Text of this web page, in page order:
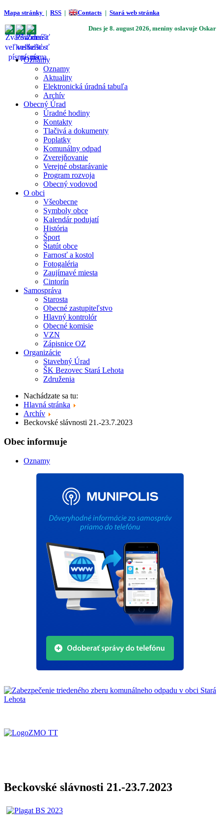
Mapa stránky | RSS | Contacts | Stará web stránka
Dnes je 8. august 2026, meniny oslavuje Oskar
Oznamy
Oznamy
Aktuality
Elektronická úradná tabuľa
Archív
Obecný Úrad
Úradné hodiny
Kontakty
Tlačivá a dokumenty
Poplatky
Komunálny odpad
Zverejňovanie
Verejné obstarávanie
Program rozvoja
Obecný vodovod
O obci
Všeobecne
Symboly obce
Kalendár podujatí
História
Šport
Štatút obce
Farnosť a kostol
Fotogaléria
Zaujímavé miesta
Cintorín
Samospráva
Starosta
Obecné zastupiteľstvo
Hlavný kontrolór
Obecné komisie
VZN
Zápisnice OZ
Organizácie
Stavebný Úrad
ŠK Bezovec Stará Lehota
Združenia
Nachádzate sa tu:
Hlavná stránka
Archív
Beckovské slávnosti 21.-23.7.2023
Obec informuje
Oznamy
Beckovské slávnosti 21.-23.7.2023